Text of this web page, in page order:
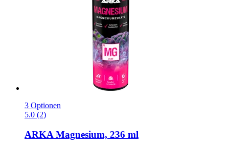
3 Optionen
5.0 (2)
ARKA Magnesium, 236 ml